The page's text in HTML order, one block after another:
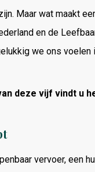
Maar wat maakt
en de
we ons voelen
deze vijf vindt u
vervoer, een